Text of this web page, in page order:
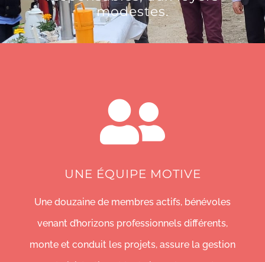
ADHÉRER
modestes.
UNE ÉQUIPE MOTIVE
Une douzaine de membres actifs, bénévoles
venant d’horizons professionnels différents,
monte et conduit les projets, assure la gestion